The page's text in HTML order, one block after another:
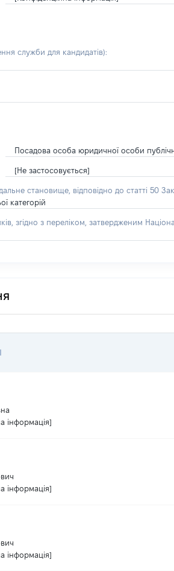
служби для кандидатів):
Посадова особа юридичної особи
[Не застосовується]
становище, відповідно до статті 50
категорій
з переліком, затвердженим
інформація]
інформація]
інформація]